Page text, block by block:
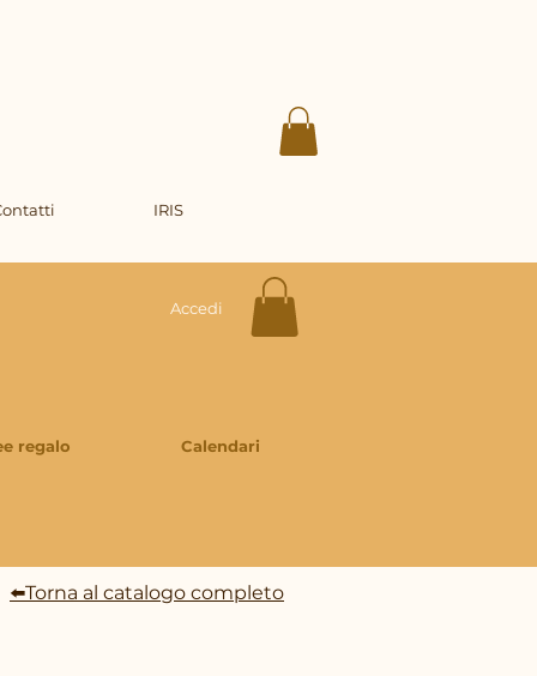
IRIS
Accedi
regalo Calendari
⬅️Torna al catalogo completo